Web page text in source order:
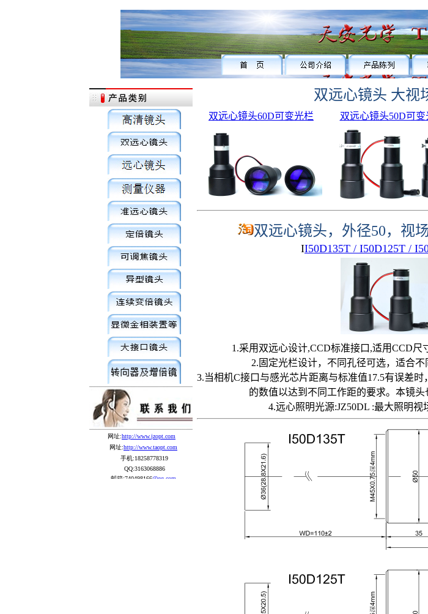
双远心镜头 大视
双远心镜头60D可变光栏 双远心镜头50D可变
双远心镜头，外径50，视
II50D135T / I50D125T /
1.采用双远心设计,CCD标准接口,适用CCD尺
2.固定光栏设计，不同孔径可选，适合
3.当相机C接口与感光芯片距离与标准值17.5有误差
的数值以达到不同工作距的要求。本镜
4.远心照明光源:JZ50DL :最大照明视